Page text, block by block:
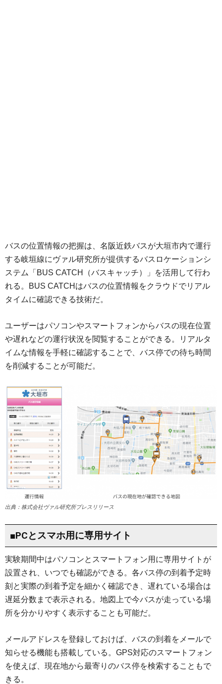
バスの位置情報の把握は、名阪近鉄バスが大垣市内で運行
する岐垣線にヴァル研究所が提供するバスロケーションシ
ステム「BUS CATCH（バスキャッチ）」を活用して行わ
れる。BUS CATCHはバスの位置情報をクラウドでリアル
タイムに確認できる技術だ。
ユーザーはパソコンやスマートフォンからバスの現在位置
や遅れなどの運行状況を閲覧することができる。リアルタ
イムな情報を手軽に確認することで、バス停での待ち時間
を削減することが可能だ。
出典：株式会社ヴァル研究所プレスリリース
■PCとスマホ用に専用サイト
実験期間中はパソコンとスマートフォン用に専用サイトが
設置され、いつでも確認ができる。各バス停の到着予定時
刻と実際の到着予定を細かく確認でき、遅れている場合は
遅延分数まで表示される。地図上で今バスが走っている場
所を分かりやすく表示することも可能だ。
メールアドレスを登録しておけば、バスの到着をメールで
知らせる機能も搭載している。GPS対応のスマートフォン
を使えば、現在地から最寄りのバス停を検索することもで
きる。